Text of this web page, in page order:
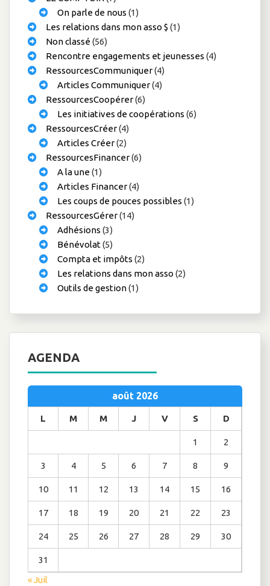
On parle de nous (1)
Les relations dans mon asso $ (1)
Non classé(56)
Rencontre engagements et jeunesses (4)
RessourcesCommuniquer(4)
Articles Communiquer(4)
RessourcesCoopérer(6)
Les initiatives de coopérations (6)
RessourcesCréer(4)
Articles Créer(2)
RessourcesFinancer(6)
A la une(1)
Articles Financer(4)
Les coups de pouces possibles (1)
RessourcesGérer(14)
Adhésions (3)
Bénévolat(5)
Compta et impôts (2)
Les relations dans mon asso (2)
Outils de gestion(1)
AGENDA
août 2026
L M M J V S D
1 2
3 4 5 6 7 8 9
10 11 12 13 14 15 16
17 18 19 20 21 22 23
24 25 26 27 28 29 30
31
« Juil